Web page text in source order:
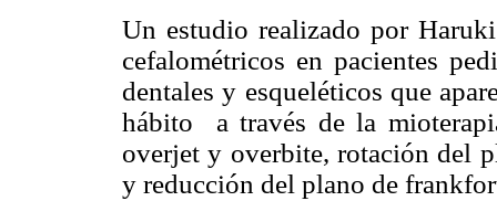
Un estudio realizado por
cefalométricos en pacientes
dentales y esqueléticos que
hábito a través de la
overjet y overbite, rotación del
y reducción del plano de